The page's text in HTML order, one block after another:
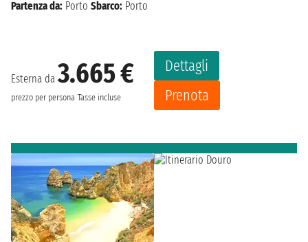
Esterna da3.665 €
prezzo per persona Tasse incluse
Dettagli
Prenota
Partenza da: Porto Sbarco: Porto